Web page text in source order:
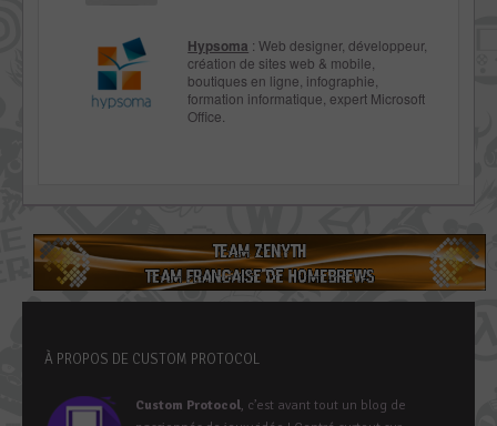
Hypsoma : Web designer, développeur,
création de sites web & mobile,
boutiques en ligne, infographie,
formation informatique, expert Microsoft
Office.
À PROPOS DE CUSTOM PROTOCOL
Custom Protocol, c’est avant tout un blog de